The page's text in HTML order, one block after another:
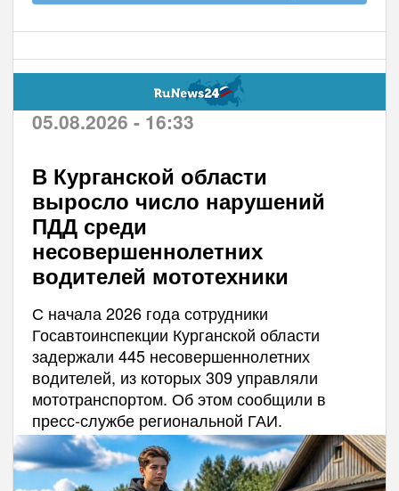
05.08.2026 - 16:33
В Курганской области
выросло число нарушений
ПДД среди
несовершеннолетних
водителей мототехники
С начала 2026 года сотрудники
Госавтоинспекции Курганской области
задержали 445 несовершеннолетних
водителей, из которых 309 управляли
мототранспортом. Об этом сообщили в
пресс-службе региональной ГАИ.